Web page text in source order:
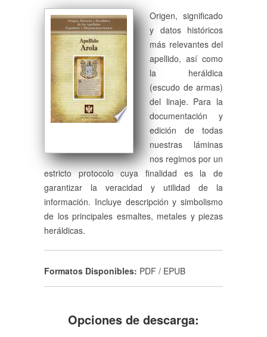
Origen, significado
y datos históricos
más relevantes del
apellido, así como
la heráldica
(escudo de armas)
del linaje. Para la
documentación y
edición de todas
nuestras láminas
nos regimos por un
estricto protocolo cuya finalidad es la de
garantizar la veracidad y utilidad de la
información. Incluye descripción y simbolismo
de los principales esmaltes, metales y piezas
heráldicas.
Formatos Disponibles: PDF / EPUB
Opciones de descarga: